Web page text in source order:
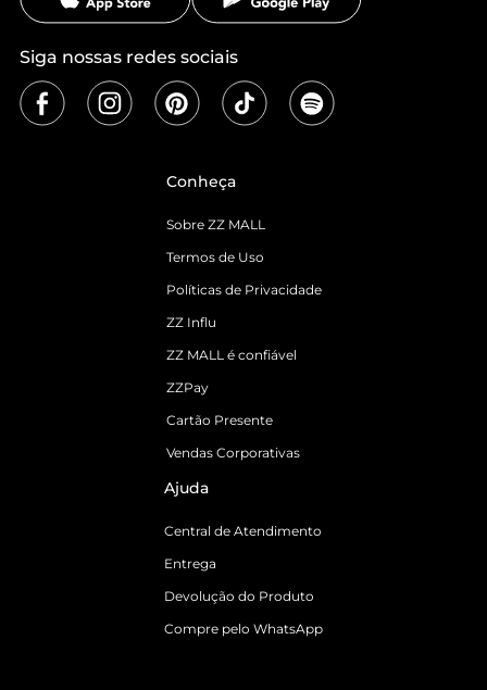
Siga nossas redes sociais
Conheça
Sobre ZZ MALL
Termos de Uso
Políticas de Privacidade
ZZ Influ
ZZ MALL é confiável
ZZPay
Cartão Presente
Vendas Corporativas
Ajuda
Central de Atendimento
Entrega
Devolução do Produto
Compre pelo WhatsApp